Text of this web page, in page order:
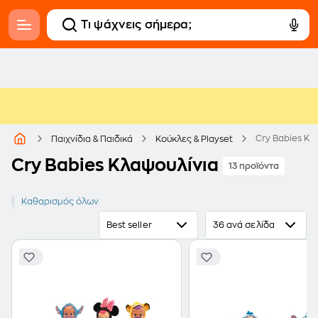
Παιχνίδια & Παιδικά Κούκλες & Playset Cry Babies
Cry Babies Κλαψουλίνια 13 προϊόντα
Cry Babies
Καθαρισμός όλων
Best seller 36 ανά σελίδα